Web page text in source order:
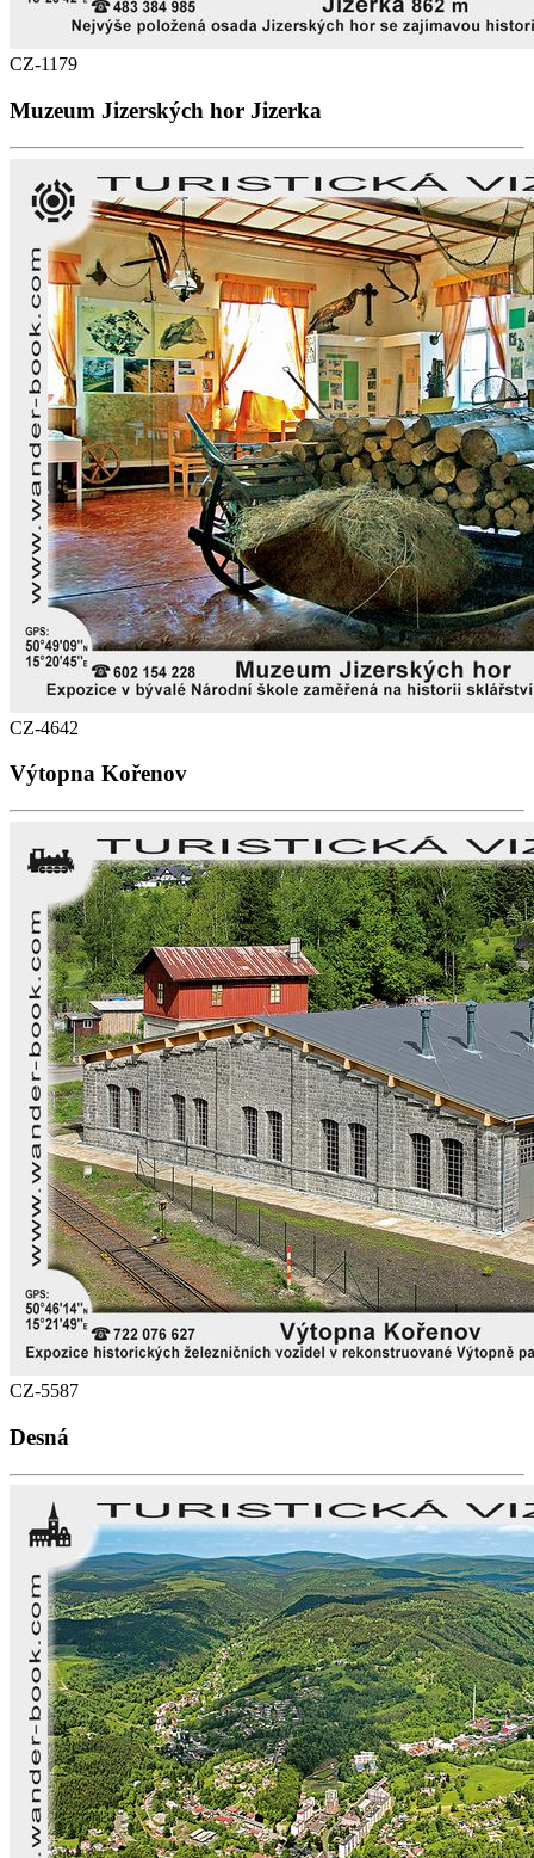
CZ-1179
Muzeum Jizerských hor Jizerka
CZ-4642
Výtopna Kořenov
CZ-5587
Desná